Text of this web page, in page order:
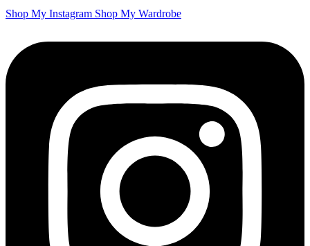
Shop My Instagram Shop My Wardrobe